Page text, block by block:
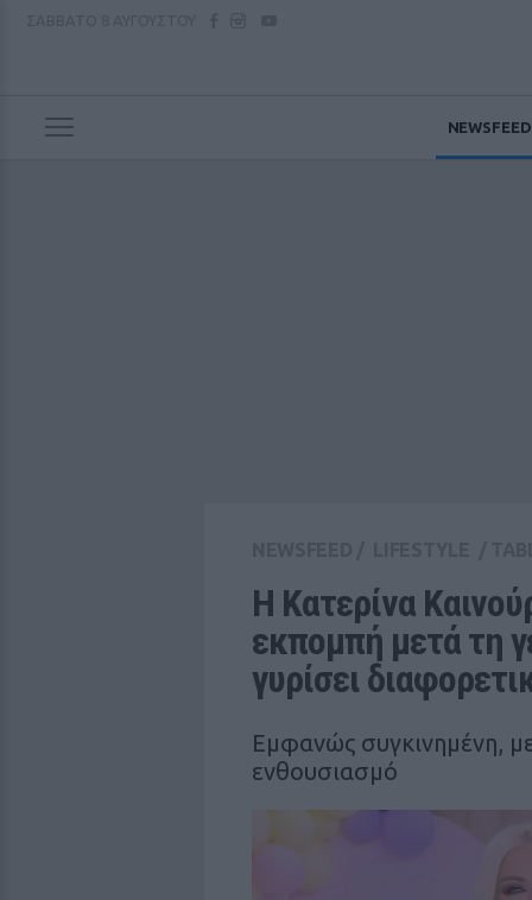
NEWSFEED
Η Κατερίνα
εκπομπή μετά τη
γυρίσει
Εμφανώς συγκινημένη,
ενθουσιασμό